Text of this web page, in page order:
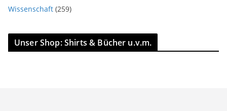
Wissenschaft (259)
Unser Shop: Shirts & Bücher u.v.m.